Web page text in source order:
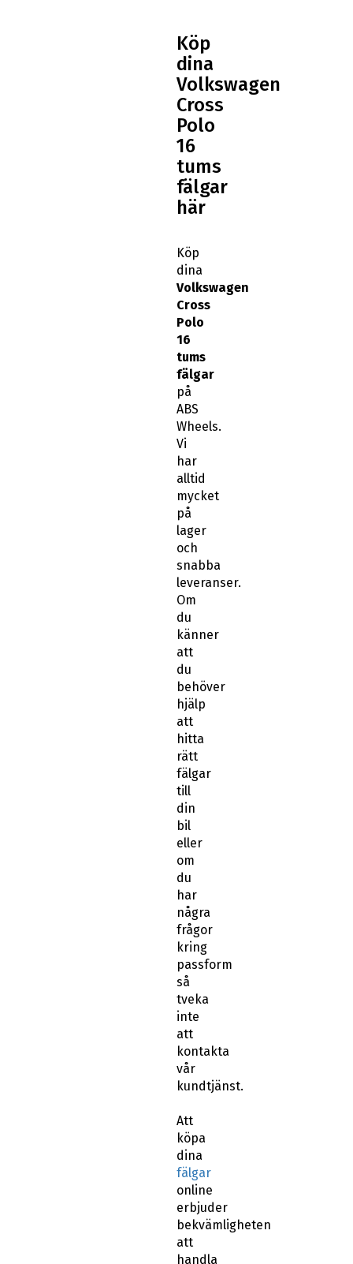
Köp
dina
Volkswagen
Cross
Polo
16
tums
fälgar
här
Köp
dina
Volkswagen
Cross
Polo
16
tums
fälgar
på
ABS
Wheels.
Vi
har
alltid
mycket
på
lager
och
snabba
leveranser.
Om
du
känner
att
du
behöver
hjälp
att
hitta
rätt
fälgar
till
din
bil
eller
om
du
har
några
frågor
kring
passform
så
tveka
inte
att
kontakta
vår
kundtjänst.
Att
köpa
dina
fälgar
online
erbjuder
bekvämligheten
att
handla